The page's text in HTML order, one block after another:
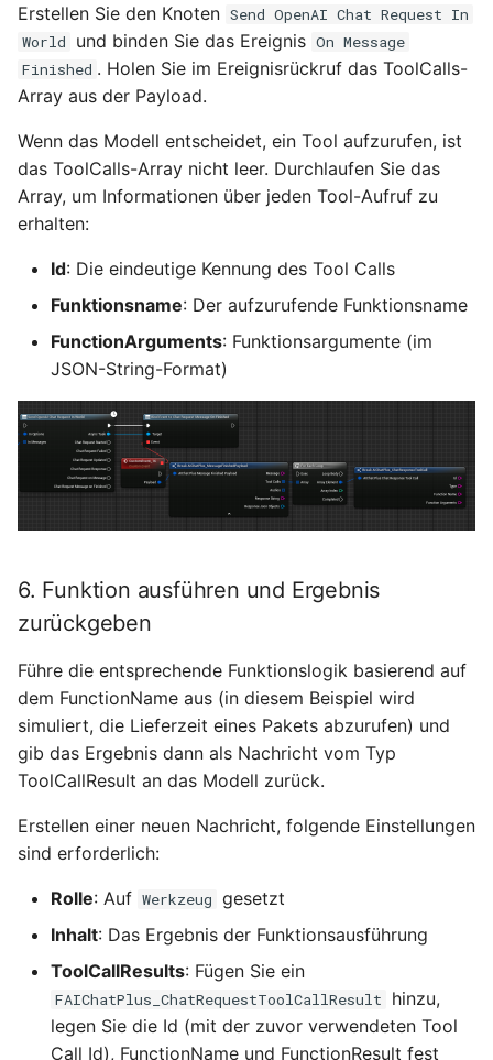
Erstellen Sie den Knoten Send OpenAI Chat Request In
World
und binden Sie das Ereignis On Message
Finished . Holen Sie im Ereignisrückruf das ToolCalls-
Array aus der Payload.
Wenn das Modell entscheidet, ein Tool aufzurufen, ist
das ToolCalls-Array nicht leer. Durchlaufen Sie das
Array, um Informationen über jeden Tool-Aufruf zu
erhalten:
Id: Die eindeutige Kennung des Tool Calls
Funktionsname: Der aufzurufende Funktionsname
FunctionArguments: Funktionsargumente (im
JSON-String-Format)
6. Funktion ausführen und Ergebnis
zurückgeben
Führe die entsprechende Funktionslogik basierend auf
dem FunctionName aus (in diesem Beispiel wird
simuliert, die Lieferzeit eines Pakets abzurufen) und
gib das Ergebnis dann als Nachricht vom Typ
ToolCallResult an das Modell zurück.
Erstellen einer neuen Nachricht, folgende Einstellungen
sind erforderlich:
Rolle: Auf Werkzeug gesetzt
Inhalt: Das Ergebnis der Funktionsausführung
ToolCallResults: Fügen Sie ein
FAIChatPlus_ChatRequestToolCallResult
hinzu,
legen Sie die Id (mit der zuvor verwendeten Tool
Call Id), FunctionName und FunctionResult fest